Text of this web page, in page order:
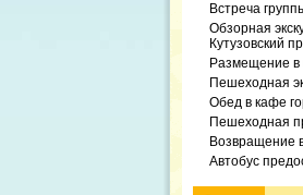
Встреча
Обзорная
Кутузовский
Размещение в
Пешеходная
Обед в кафе
Пешеходная
Возвращение
Автобус